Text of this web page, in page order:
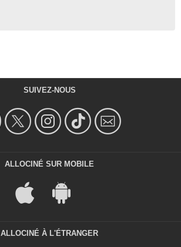
SUIVEZ-NOUS
ALLOCINÉ SUR MOBILE
ALLOCINÉ À L'ÉTRANGER